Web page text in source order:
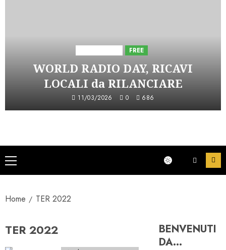
FREE
WORLD RADIO DAY, RICAVI
LOCALI da RILANCIARE
11/03/2026 0 686
Menu
principale
Home TER 2022
TER 2022
BENVENUTI
DA…